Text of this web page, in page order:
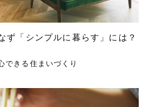
ず「シンプルに暮らす」には？
できる住まいづくり